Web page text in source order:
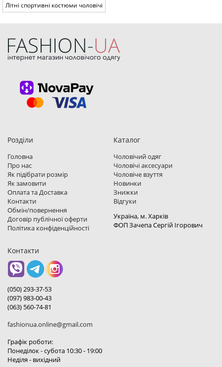
Літні спортивні костюми чоловічі
Розділи
Головна
Про нас
Як підібрати розмір
Як замовити
Оплата та Доставка
Контакти
Обмін/повернення
Договір публічної оферти
Політика конфіденційності
Каталог
Чоловічий одяг
Чоловічі аксесуари
Чоловіче взуття
Новинки
Знижки
Відгуки
Україна, м. Харкiв
ФОП Зачепа Сергій Ігорович
Контакти
(050) 293-37-53
(097) 983-00-43
(063) 560-74-81
fashionua.online@gmail.com
Графік роботи:
Понеділок - субота 10:30 - 19:00
Неділя - вихідний